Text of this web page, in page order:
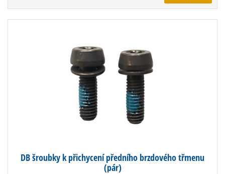
DB šroubky k přichycení předního brzdového třmenu
(pár)